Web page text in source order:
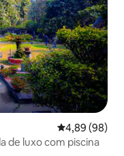
4,89 de uma
4,89 (98)
de luxo com piscina